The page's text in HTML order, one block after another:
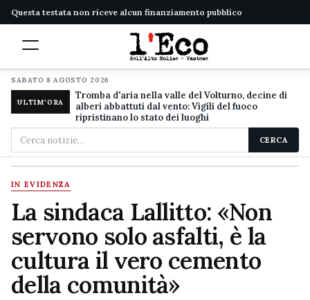
Questa testata non riceve alcun finanziamento pubblico
SABATO 8 AGOSTO 2026
ULTIM'ORA
Tromba d'aria nella valle del Volturno, decine di
alberi abbattuti dal vento: Vigili del fuoco
ripristinano lo stato dei luoghi
Cerca
nel
sito
CERCA
IN EVIDENZA
La sindaca Lallitto: «Non
servono solo asfalti, è la
cultura il vero cemento
della comunità»